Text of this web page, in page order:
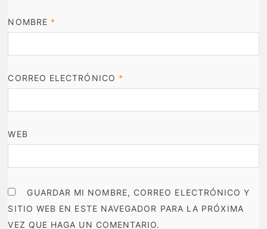
NOMBRE *
CORREO ELECTRÓNICO *
WEB
GUARDAR MI NOMBRE, CORREO ELECTRÓNICO Y
SITIO WEB EN ESTE NAVEGADOR PARA LA PRÓXIMA
VEZ QUE HAGA UN COMENTARIO.